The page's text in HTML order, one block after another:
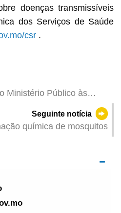
doenças transmissíveis
dos Serviços de Saúde
csr.
Ministério Público às
Seguinte notícia
química de mosquitos